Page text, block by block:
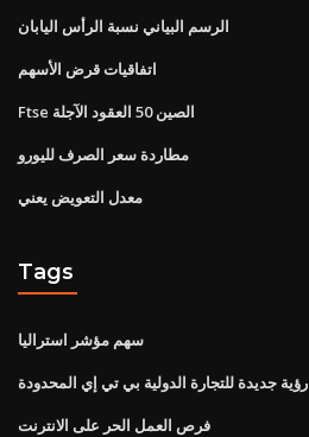
الرسم البياني نسبة الرأس اليابان
اتفاقيات قرض الأسهم
Ftse الصين 50 العقود الآجلة
مطاردة سعر الصرف لليورو
معدل التعويض يعني
Tags
سهم مؤشر استراليا
رؤية جديدة للتجارة الدولية بي تي إي المحدودة
فرص العمل الحر على الانترنت